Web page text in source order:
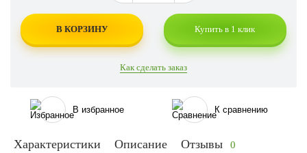
В КОРЗИНУ Купить в 1 клик
Как сделать заказ
В избранное К сравнению
Характеристики Описание Отзывы 0